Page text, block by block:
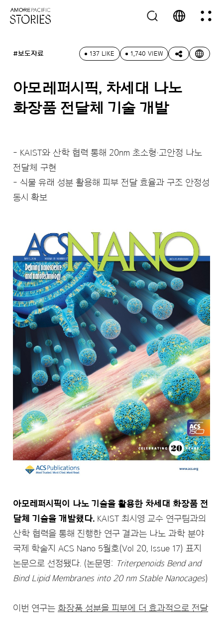
#보도자료 137 LIKE 1,740 VIEW
아모레퍼시픽, 차세대 나노
화장품 전달체 기술 개발
- KAIST와 산학 협력 통해 20nm 초소형·고안정 나노
전달체 구현
- 식물 유래 성분 활용해 피부 전달 효율과 구조 안정성
동시 확보
아모레퍼시픽이 나노 기술을 활용한 차세대 화장품 전
달체 기술을 개발했다. KAIST 최시영 교수 연구팀과의
산학 협력을 통해 진행한 연구 결과는 나노 과학 분야
국제 학술지 ACS Nano 5월호(Vol 20, Issue 17) 표지
논문으로 선정됐다. (논문명: Triterpenoids Bend and
Bind Lipid Membranes into 20 nm Stable Nanocages)
이번 연구는 화장품 성분을 피부에 더 효과적으로 전달